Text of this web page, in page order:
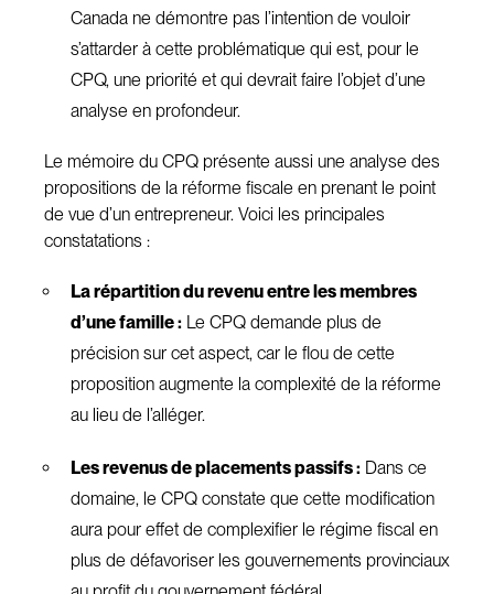
Canada ne démontre pas l’intention de vouloir
s’attarder à cette problématique qui est, pour le
CPQ, une priorité et qui devrait faire l’objet d’une
analyse en profondeur.
Le mémoire du CPQ présente aussi une analyse des
propositions de la réforme fiscale en prenant le point
de vue d’un entrepreneur. Voici les principales
constatations :
La répartition du revenu entre les membres
d’une famille : Le CPQ demande plus de
précision sur cet aspect, car le flou de cette
proposition augmente la complexité de la réforme
au lieu de l’alléger.
Les revenus de placements passifs : Dans ce
domaine, le CPQ constate que cette modification
aura pour effet de complexifier le régime fiscal en
plus de défavoriser les gouvernements provinciaux